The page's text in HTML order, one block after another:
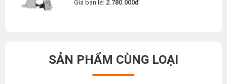
Thứ bảy, 27/06/2026
Máy Khoan Lấy Dấu Vải Là Gì? Hướng Dẫn Chọn
MÁY MAY BAO CẦM TAY CHEERING GK26-2A
SẢN PHẨM CÙNG LOẠI